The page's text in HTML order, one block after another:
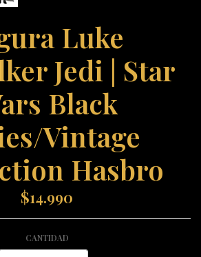
Luke
Jedi | Star
Black
Vintage
Hasbro
$14.990
CANTIDAD